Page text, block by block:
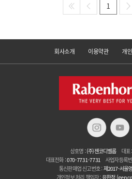
1
회사소개 이용약관 개
상호명 :(주)젠코디벨롭 대표 :
대표전화 :070-7731-7731 사업자등록
통신판매업 신고번호 :제2017-서울